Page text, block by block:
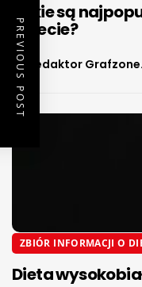
Jakie są
świecie?
By Redaktor
ZBIÓR INFORMACJI O
Dieta
PREVIOUS POST